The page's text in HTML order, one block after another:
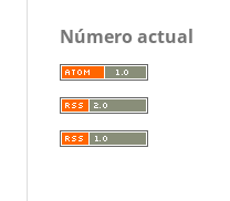
Número actual